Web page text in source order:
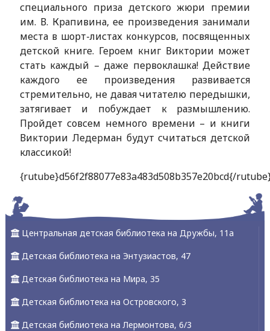
специального приза детского жюри премии
им. В. Крапивина, ее произведения занимали
места в шорт-листах конкурсов, посвященных
детской книге. Героем книг Виктории может
стать каждый – даже первоклашка! Действие
каждого ее произведения развивается
стремительно, не давая читателю передышки,
затягивает и побуждает к размышлению.
Пройдет совсем немного времени – и книги
Виктории Ледерман будут считаться детской
классикой!
{rutube}d56f2f88077e83a483d508b357e20bcd{/
Центральная детская библиотека на Дружбы, 11а
Детская библиотека на Энтузиастов, 47
Детская библиотека на Мира, 35
Детская библиотека на Островского, 3
Детская библиотека на Лермонтова, 6/3